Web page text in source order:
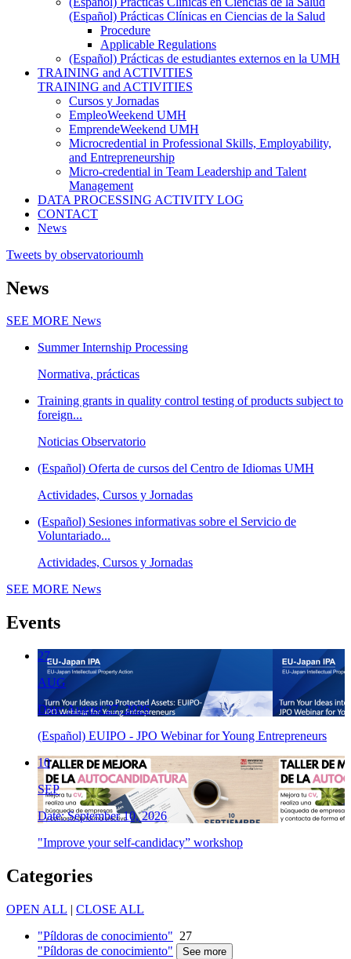
(Español) Prácticas Clínicas en Ciencias de la Salud
Procedure
Applicable Regulations
(Español) Prácticas de estudiantes externos en la UMH
TRAINING and ACTIVITIES
TRAINING and ACTIVITIES
Cursos y Jornadas
EmpleoWeekend UMH
EmprendeWeekend UMH
Microcredential in Professional Skills, Employability,
and Entrepreneurship
Micro-credential in Team Leadership and Talent
Management
DATA PROCESSING ACTIVITY LOG
CONTACT
News
Tweets by observatorioumh
News
SEE MORE News
Summer Internship Processing
Normativa, prácticas
Training grants in quality control testing of products subject to
foreign...
Noticias Observatorio
(Español) Oferta de cursos del Centro de Idiomas UMH
Actividades, Cursos y Jornadas
(Español) Sesiones informativas sobre el Servicio de
Voluntariado...
Actividades, Cursos y Jornadas
SEE MORE News
Events
27
AUG
Date: August 27, 2026
(Español) EUIPO - JPO Webinar for Young Entrepreneurs
10
SEP
Date: September 10, 2026
"Improve your self-candidacy” workshop
Categories
OPEN ALL | CLOSE ALL
"Píldoras de conocimiento" 27
"Píldoras de conocimiento"
See more